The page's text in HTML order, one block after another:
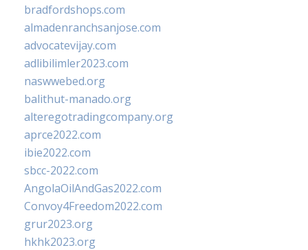
bradfordshops.com
almadenranchsanjose.com
advocatevijay.com
adlibilimler2023.com
naswwebed.org
balithut-manado.org
alteregotradingcompany.org
aprce2022.com
ibie2022.com
sbcc-2022.com
AngolaOilAndGas2022.com
Convoy4Freedom2022.com
grur2023.org
hkhk2023.org